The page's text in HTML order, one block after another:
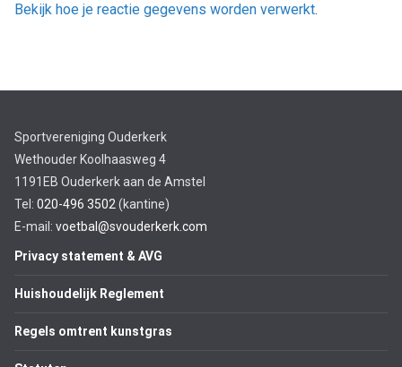
Bekijk hoe je reactie gegevens worden verwerkt.
Sportvereniging Ouderkerk
Wethouder Koolhaasweg 4
1191EB Ouderkerk aan de Amstel
Tel: 020-496 3502 (kantine)
E-mail: voetbal@svouderkerk.com
Privacy statement & AVG
Huishoudelijk Reglement
Regels omtrent kunstgras